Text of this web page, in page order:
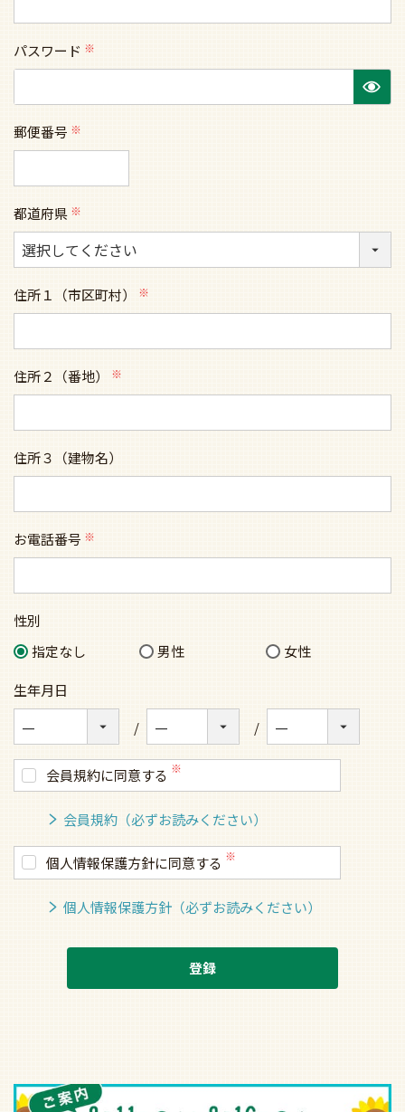
パスワード
(必
郵便番号
(必
都道府県
(必
須)
住所１（市区町村）
(必
住所２（番地）
(必
住所３（建物名）
お電話番号
(必
性別
指定なし
男性 女性
生年月日
会員規約に同意する
会員規約（必ずお読みください）
個人情報保護方針に同意する
個人情報保護方針（必ずお読みください）
登録